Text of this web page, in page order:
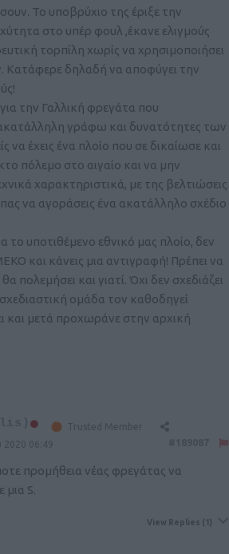
Το υποβρύχιο της έριξε την
στο υπέρ φουλ ,έκανε ελιγμούς
τορπίλη χωρίς να χρησιμοποιήσει
Κατάφερε δηλαδή να αποφύγει την
την Γαλλική φρεγάτα που
γράφω και δυνατότητες των
να έχεις ένα πλοίο που σε δικαίωσε και
πόλεμο στο αιγαίο και να μην
χαρακτηριστικά, με της βελτιώσεις
να αγοράσεις ένα ακατάλληλο σχέδιο
το υποτιθέμενο εθνικό μας πλοίο, δεν
και κάνεις μια αντιγραφή! Πρέπει να
θα πολεμήσει και γιατί. Όχι δεν σχεδιάζει
ομάδα τον καθοδηγεί
και μετά προχωράνε στην αρχική
Trusted Member
06:49
προμήθεια νέας φρεγάτας να
μια S.
View Replies (1)